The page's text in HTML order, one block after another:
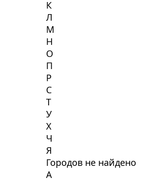
К
Л
М
Н
О
П
Р
С
Т
У
Х
Ч
Я
Городов не найдено
А